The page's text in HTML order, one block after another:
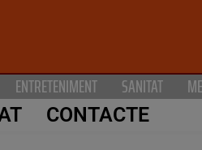
ENTRETENIMENT SANITAT
CONTACTE